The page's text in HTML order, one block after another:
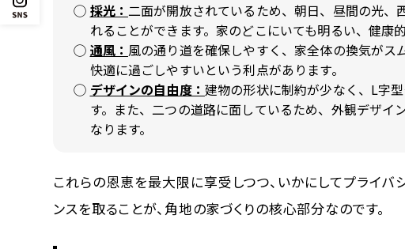
採光： 二面が開放されているため、朝日、昼間の光
れることができます。家のどこにいても明るい、健康
通風： 風の通り道を確保しやすく、家全体の換気がス
快適に過ごしやすいという利点があります。
デザインの自由度： 建物の形状に制約が少なく、L字
す。また、二つの道路に面しているため、外観デザイ
なります。
これらの恩恵を最大限に享受しつつ、いかにしてプライバ
ンスを取ることが、角地の家づくりの核心部分なのです。